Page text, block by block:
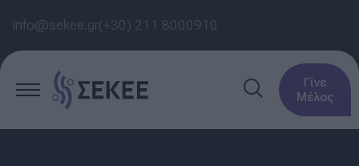
info@sekee.gr(+30) 211 8000910
Γίνε
Μέλος